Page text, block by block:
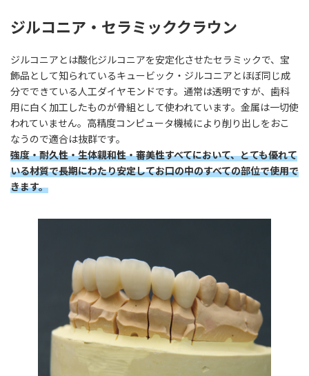
ジルコニア・セラミッククラウン
ジルコニアとは酸化ジルコニアを安定化させたセラミックで、宝
飾品として知られているキュービック・ジルコニアとほぼ同じ成
分でできている人工ダイヤモンドです。通常は透明ですが、歯科
用に白く加工したものが骨組として使われています。金属は一切使
われていません。高精度コンピュータ機械により削り出しをおこ
なうので適合は抜群です。
強度・耐久性・生体親和性・審美性すべてにおいて、とても優れて
いる材質で長期にわたり安定してお口の中のすべての部位で使用で
きます。